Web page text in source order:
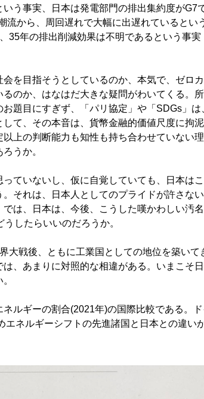
う事実、日本は発電部門の排出集約度がG7
から、周回遅れで大幅に出遅れているとい
35年の排出削減効果は不明であるという事実
を目指そうとしているのか、本気で、ゼロ
のか、はなはだ大きな疑問がわいてくる。所
題目にすぎず、「パリ協定」や「SDGs」は
て、その本音は、貨幣金融的価値尺度に拘泥
上の判断能力も知性も持ち合わせていない
うか。
ていないし、仮に自覚していても、日本は
それは、日本人としてのプライドが許さな
は、日本は、今後、こうした嘆かわしい汚名
したらいいのだろうか。
大戦後、ともに工業国としての地位を築いて
、あまりに対照的な相違がある。いまこそ
ルギーの割合(2021年)の国際比較である。ド
ネルギーシフトの先進諸国と日本との違い